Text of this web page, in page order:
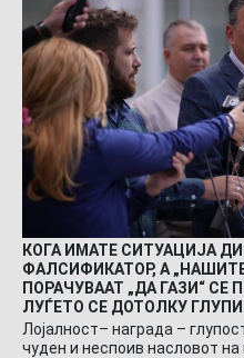
КОГА ИМАТЕ СИТУАЦИЈА
ФАЛСИФИКАТОР, А
ПОРАЧУВААТ „ДА ГАЗИ“
ЛУЃЕТО СЕ ДОТОЛКУ
Лојалност– награда –
чуден и неспоив насловот на